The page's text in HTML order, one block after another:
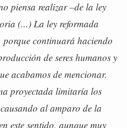
piensa realizar –de la ley
(...) La ley reformada
continuará haciendo
de seres humanos y
acabamos de mencionar.
proyectada limitaría los
al amparo de la
este sentido, aunque muy